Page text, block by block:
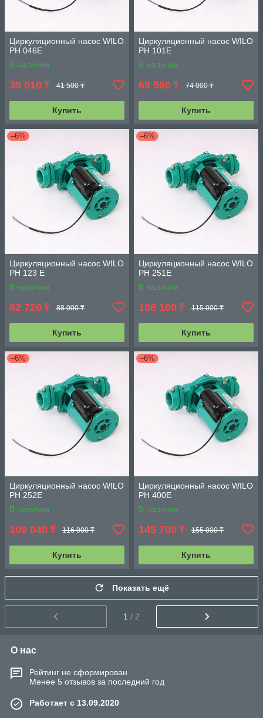
Циркуляционный насос WILO
PH 046E
В наличии
39 010 ₸ 41 500 ₸
Купить
Циркуляционный насос WILO
PH 101E
В наличии
69 560 ₸ 74 000 ₸
Купить
–6%
Циркуляционный насос WILO
PH 123 E
В наличии
82 720 ₸ 88 000 ₸
Купить
–6%
Циркуляционный насос WILO
PH 251E
В наличии
108 100 ₸ 115 000 ₸
Купить
–6%
Циркуляционный насос WILO
PH 252E
В наличии
109 040 ₸ 116 000 ₸
Купить
–6%
Циркуляционный насос WILO
PH 400E
В наличии
145 700 ₸ 155 000 ₸
Купить
Показать ещё
1 / 2
О нас
Рейтинг не сформирован
Менее 5 отзывов за последний год
Работает с 13.09.2020